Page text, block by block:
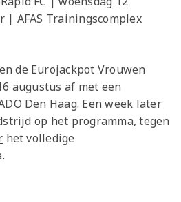
| AFAS Trainingscomplex
de Eurojackpot Vrouwen
augustus af met een
Den Haag. Een week later
op het programma, tegen
het volledige